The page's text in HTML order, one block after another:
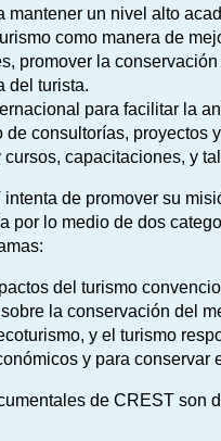
mantener un nivel alto
como manera de
promover la
del turista.
para facilitar la
consultorías, proyectos
capacitaciones, y
de promover su
por lo medio de dos
del turismo
la conservación del
y el turismo
y para conservar
de CREST son